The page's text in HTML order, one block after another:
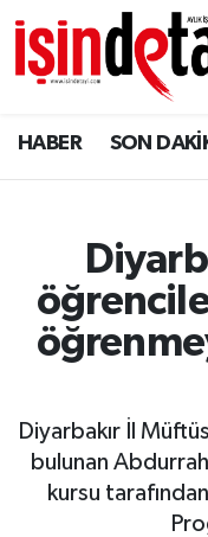
HABER SON
Diyarbakır İl
bulunan
kursu
DÜNYA
Eğitim
ENERJİ HABERİ
GAYRİMENKUL
LOJİSTİK
Nöbetçi
Hava Durumu
İstanbul
Trafik Durumu
Süper Lig
Son Dakika
Haber Arşivi